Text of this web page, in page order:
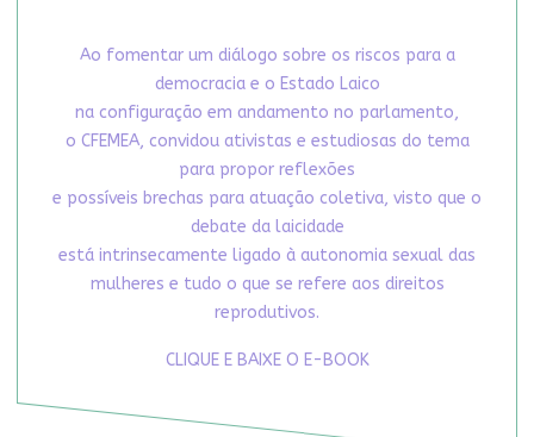
Ao fomentar um diálogo sobre os riscos para a
democracia e o Estado Laico
na configuração em andamento no parlamento,
o CFEMEA, convidou ativistas e estudiosas do tema
para propor reflexões
e possíveis brechas para atuação coletiva, visto que o
debate da laicidade
está intrinsecamente ligado à autonomia sexual das
mulheres e tudo o que se refere aos direitos
reprodutivos.
CLIQUE E BAIXE O E-BOOK